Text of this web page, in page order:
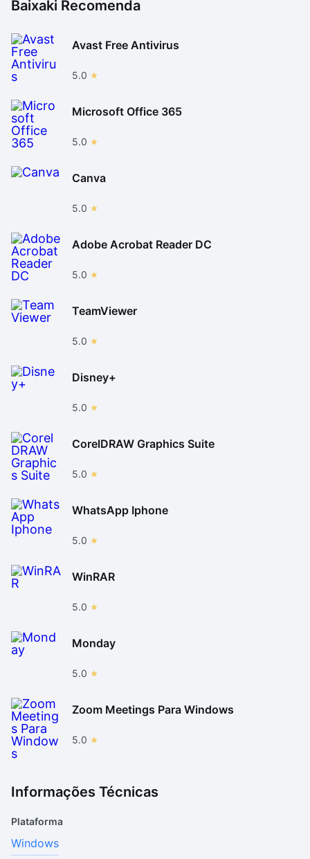
Baixaki Recomenda
Avast Free Antivirus
5.0
Microsoft Office 365
5.0
Canva
5.0
Adobe Acrobat Reader DC
5.0
TeamViewer
5.0
Disney+
5.0
CorelDRAW Graphics Suite
5.0
WhatsApp Iphone
5.0
WinRAR
5.0
Monday
5.0
Zoom Meetings Para Windows
5.0
Informações Técnicas
Plataforma
Windows